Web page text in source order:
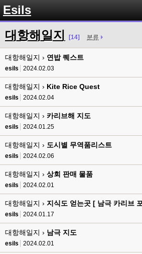
Esils
대항해일지 [14] 분류
대항해일지 › 연밥 퀘스트
esils 2024.02.03
대항해일지 › Kite Rice Quest
esils 2024.02.04
대항해일지 › 카리브해 지도
esils 2024.01.25
대항해일지 › 도시별 무역품리스트
esils 2024.02.06
대항해일지 › 상회 판매 물품
esils 2024.02.01
대항해일지 › 지식도 얻는곳 [ 남극 카리브
esils 2024.01.17
대항해일지 › 남극 지도
esils 2024.02.01
esils
전 아녀요
고게임77
솔찍히 아직도 라이믹스보다 xe가 정이 더가긴합
솔직히 적응이 xe1이다보니깐 라이믹스는 비슷하
그렇다고 코어랑 모듈 전부 마개조해버릴려니 난
없을꺼같아서 ;;
esils
이제 정상동작이겟지 !
고게임77
오 정상 이네요!
비회원
ㅇ
esils
채팅치믄 바로 반영 정상 ㅋ